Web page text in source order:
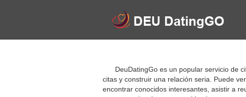
DeuDatingGo es un popular servicio de
citas y construir una relación seria. Puede
encontrar conocidos interesantes, asistir a